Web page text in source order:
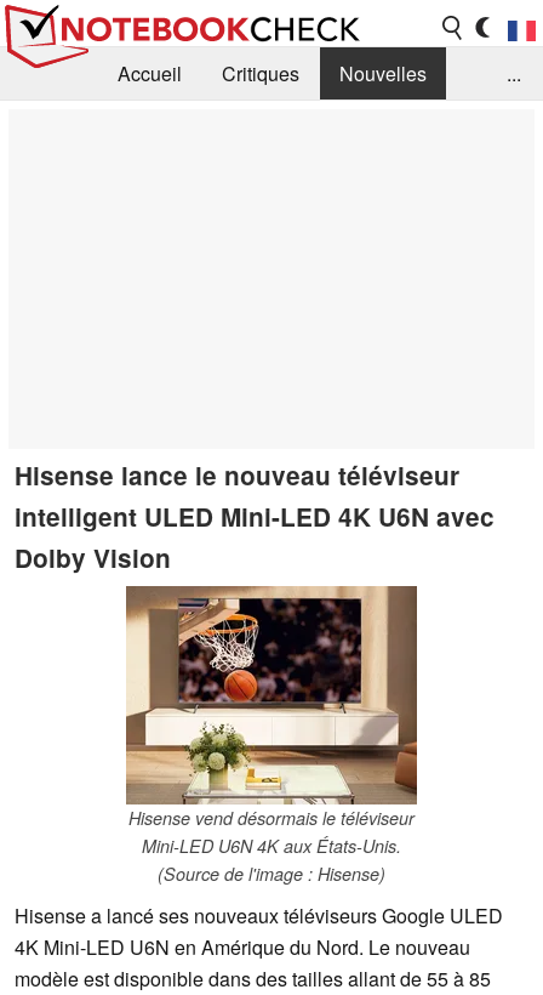
Accueil Critiques
Nouvelles
...
Hisense lance le nouveau téléviseur
intelligent ULED Mini-LED 4K U6N avec
Dolby Vision
Hisense vend désormais le téléviseur
Mini-LED U6N 4K aux États-Unis.
(Source de l'image : Hisense)
Hisense a lancé ses nouveaux téléviseurs Google ULED
4K Mini-LED U6N en Amérique du Nord. Le nouveau
modèle est disponible dans des tailles allant de 55 à 85